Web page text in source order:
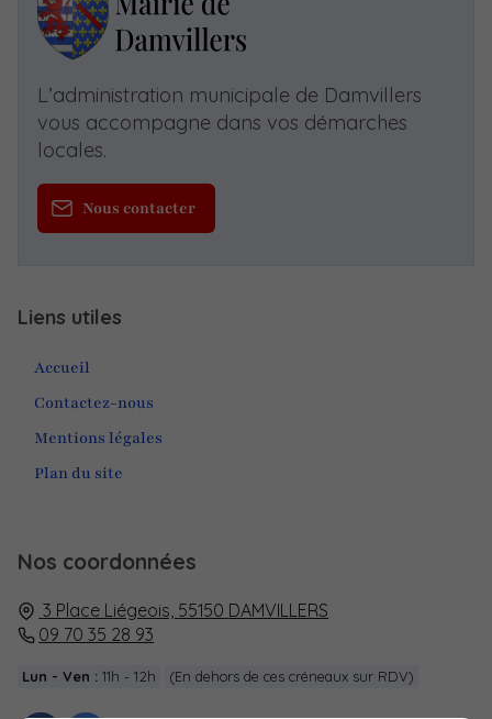
L’administration municipale de Damvillers
vous accompagne dans vos démarches
locales.
Nous contacter
Liens utiles
Accueil
Contactez-nous
Mentions légales
Plan du site
Nos coordonnées
3 Place Liégeois, 55150 DAMVILLERS
09 70 35 28 93
Lun - Ven :11h - 12h (En dehors de ces créneaux sur RDV)